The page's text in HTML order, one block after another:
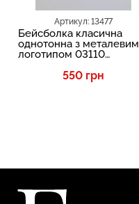
Артикул: 13477
Бейсболка класична
однотонна з металевим
логотипом 03110
550 грн